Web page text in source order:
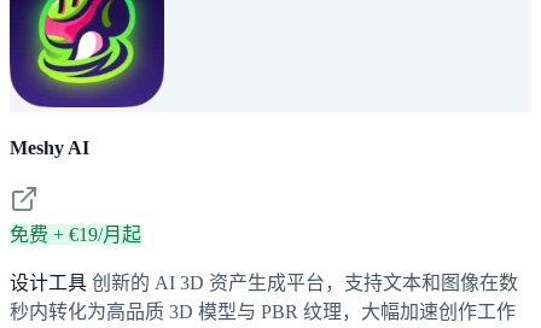
Meshy AI
免费 + €19/月起
设计工具 创新的 AI 3D 资产生成平台，支持文本和图像在数
秒内转化为高品质 3D 模型与 PBR 纹理，大幅加速创作工作